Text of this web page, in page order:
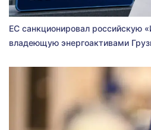
ЕС санкционировал российскую
владеющую энергоактивами